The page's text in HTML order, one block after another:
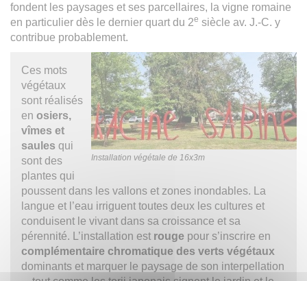
fondent les paysages et ses parcellaires, la vigne romaine
en particulier dès le dernier quart du 2e siècle av. J.-C. y
contribue probablement.
Installation végétale de 16x3m
Ces mots
végétaux
sont réalisés
en osiers,
vîmes et
saules qui
sont des
plantes qui
poussent dans les vallons et zones inondables. La
langue et l’eau irriguent toutes deux les cultures et
conduisent le vivant dans sa croissance et sa
pérennité. L’installation est rouge pour s’inscrire en
complémentaire chromatique des verts végétaux
dominants et marquer le paysage de son interpellation